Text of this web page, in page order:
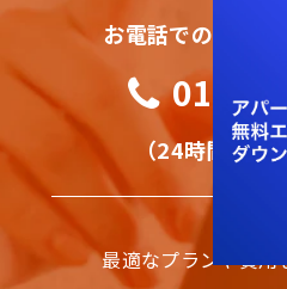
お電話でのお問い
0120-
（24時間365
最適なプランや費用